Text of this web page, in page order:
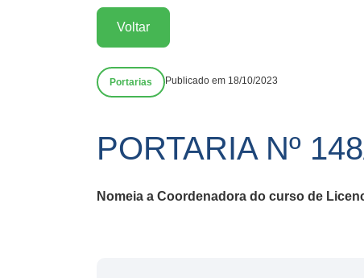
Voltar
Portarias Publicado em 18/10/2023
PORTARIA Nº
Nomeia a Coordenadora do curso de